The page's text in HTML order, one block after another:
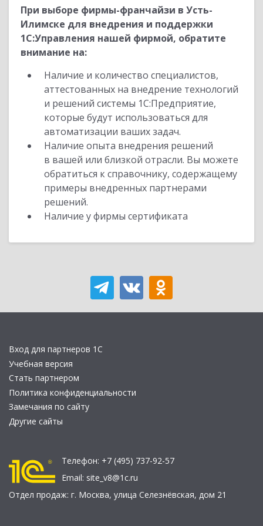
При выборе фирмы-франчайзи в Усть-
Илимске для внедрения и поддержки
1С:Управления нашей фирмой, обратите
внимание на:
Наличие и количество специалистов,
аттестованных на внедрение технологий
и решений системы 1С:Предприятие,
которые будут использоваться для
автоматизации ваших задач.
Наличие опыта внедрения решений
в вашей или близкой отрасли. Вы можете
обратиться к справочнику, содержащему
примеры внедренных партнерами
решений.
Наличие у фирмы сертификата
Вход для партнеров 1С
Учебная версия
Стать партнером
Политика конфиденциальности
Замечания по сайту
Другие сайты
Телефон: +7 (495) 737-92-57
Email: site_v8@1c.ru
Отдел продаж: г. Москва, улица Селезнёвская, дом 21